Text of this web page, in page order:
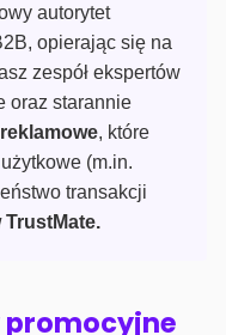
autorytet
opierając się na
zespół ekspertów
oraz starannie
, które
(m.in.
transakcji
TrustMate.
promocyjne